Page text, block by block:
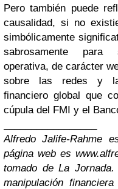
Pero también puede
causalidad, si no
simbólicamente
sabrosamente para
operativa, de carácter
sobre las redes y la
financiero global que
cúpula del FMI y el
Alfredo Jalife-Rahme
página web es
tomado de La
manipulación